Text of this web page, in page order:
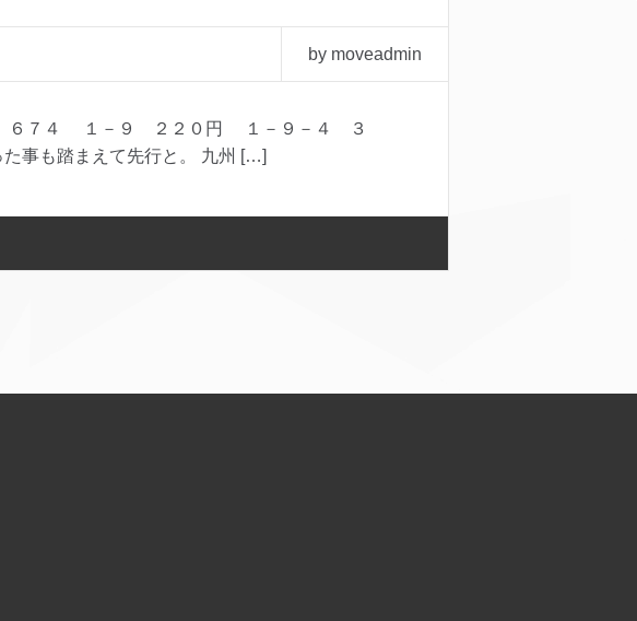
by moveadmin
６７４ １－９ ２２０円 １－９－４ ３
事も踏まえて先行と。 九州 […]